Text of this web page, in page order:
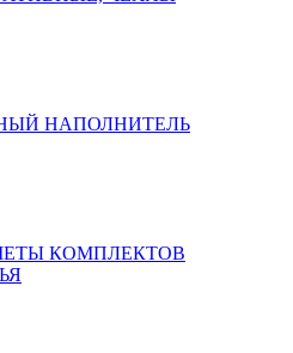
НАПОЛНИТЕЛЬ
КОМПЛЕКТОВ